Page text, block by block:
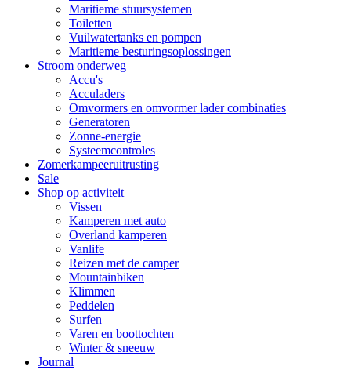
Maritieme stuursystemen
Toiletten
Vuilwatertanks en pompen
Maritieme besturingsoplossingen
Stroom onderweg
Accu's
Acculaders
Omvormers en omvormer lader combinaties
Generatoren
Zonne-energie
Systeemcontroles
Zomerkampeeruitrusting
Sale
Shop op activiteit
Vissen
Kamperen met auto
Overland kamperen
Vanlife
Reizen met de camper
Mountainbiken
Klimmen
Peddelen
Surfen
Varen en boottochten
Winter & sneeuw
Journal